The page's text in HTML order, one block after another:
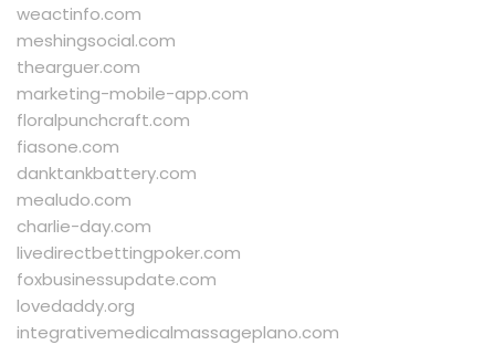
weactinfo.com
meshingsocial.com
thearguer.com
marketing-mobile-app.com
floralpunchcraft.com
fiasone.com
danktankbattery.com
mealudo.com
charlie-day.com
livedirectbettingpoker.com
foxbusinessupdate.com
lovedaddy.org
integrativemedicalmassageplano.com